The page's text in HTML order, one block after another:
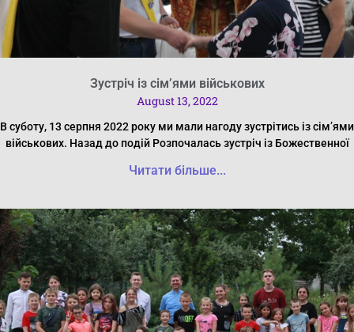
Зустріч із сім’ями військових
August 13, 2022
В суботу, 13 серпня 2022 року ми мали нагоду зустрітись із сім’ями
військових. Назад до подій Розпочалась зустріч із Божественної
Читати більше...